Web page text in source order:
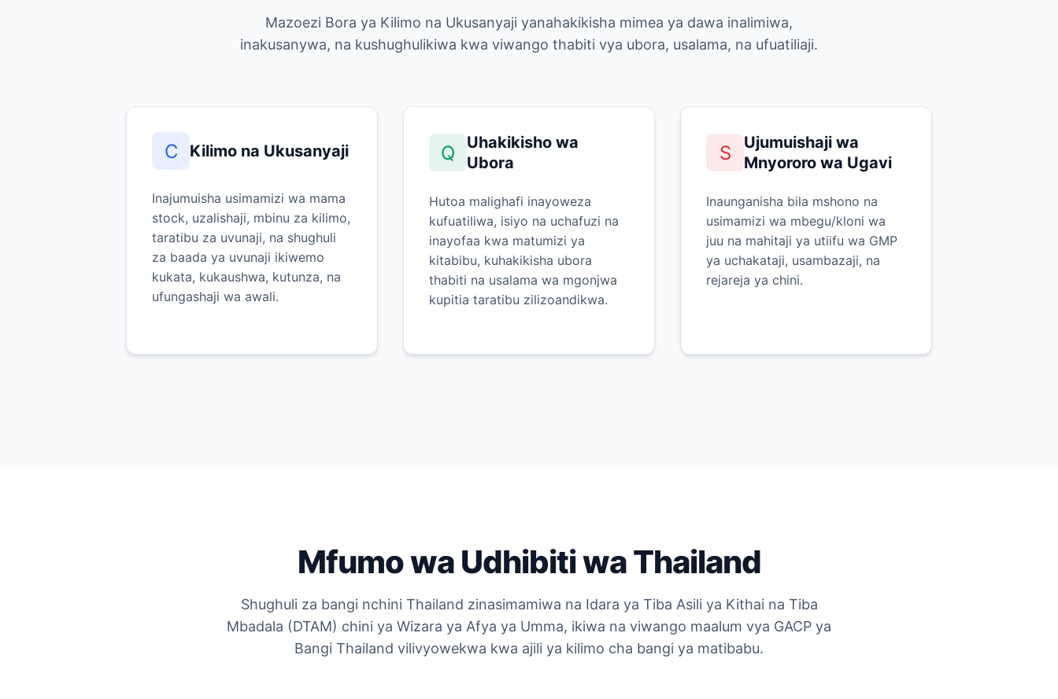
Mazoezi Bora ya Kilimo na Ukusanyaji yanahakikisha mimea ya dawa inalimiwa,
inakusanywa, na kushughulikiwa kwa viwango thabiti vya ubora, usalama, na ufuatiliaji.
C Kilimo na Ukusanyaji
Inajumuisha usimamizi wa mama
stock, uzalishaji, mbinu za kilimo,
taratibu za uvunaji, na shughuli
za baada ya uvunaji ikiwemo
kukata, kukaushwa, kutunza, na
ufungashaji wa awali.
Q
Uhakikisho wa
Ubora
Hutoa malighafi inayoweza
kufuatiliwa, isiyo na uchafuzi na
inayofaa kwa matumizi ya
kitabibu, kuhakikisha ubora
thabiti na usalama wa mgonjwa
kupitia taratibu zilizoandikwa.
S
Ujumuishaji wa
Mnyororo wa Ugavi
Inaunganisha bila mshono na
usimamizi wa mbegu/kloni wa
juu na mahitaji ya utiifu wa GMP
ya uchakataji, usambazaji, na
rejareja ya chini.
Mfumo wa Udhibiti wa Thailand
Shughuli za bangi nchini Thailand zinasimamiwa na Idara ya Tiba Asili ya Kithai na Tiba
Mbadala (DTAM) chini ya Wizara ya Afya ya Umma, ikiwa na viwango maalum vya GACP ya
Bangi Thailand vilivyowekwa kwa ajili ya kilimo cha bangi ya matibabu.